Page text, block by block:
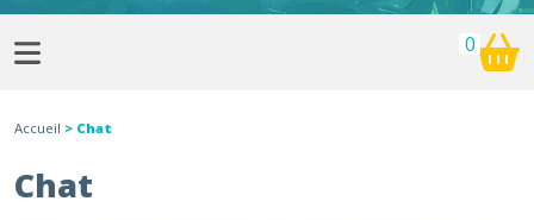
0
Accueil > Chat
Chat